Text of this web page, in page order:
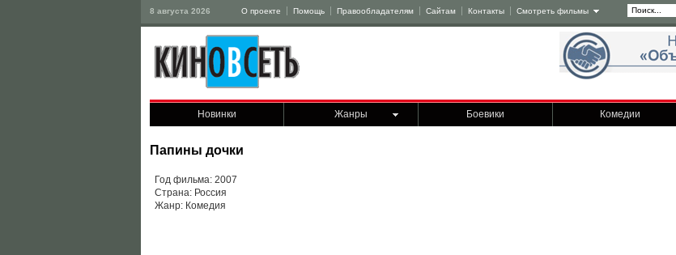
8 августа 2026 О проекте Помощь Правообладателям Сайтам Контакты Смотреть фильмы
Новинки Жанры Боевики Комедии
Папины дочки
Год фильма: 2007
Страна: Россия
Жанр: Комедия